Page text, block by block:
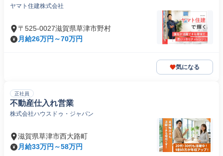
ヤマト住建株式会社
〒525-0027滋賀県草津市野村
月給26万円～70万円
気になる
正社員
不動産仕入れ営業
株式会社ハウスドゥ・ジャパン
滋賀県草津市西大路町
月給33万円～58万円